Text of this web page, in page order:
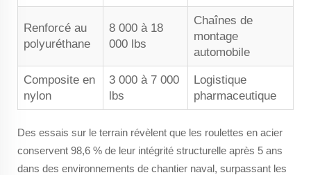
Renforcé au
polyuréthane
8 000 à 18
000 lbs
Chaînes de
montage
automobile
Composite en
nylon
3 000 à 7 000
lbs
Logistique
pharmaceutique
Des essais sur le terrain révèlent que les roulettes en acier
conservent 98,6 % de leur intégrité structurelle après 5 ans
dans des environnements de chantier naval, surpassant les